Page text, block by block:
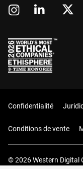
Confidentialité
Conditions de vente
© 2026 Western Digital